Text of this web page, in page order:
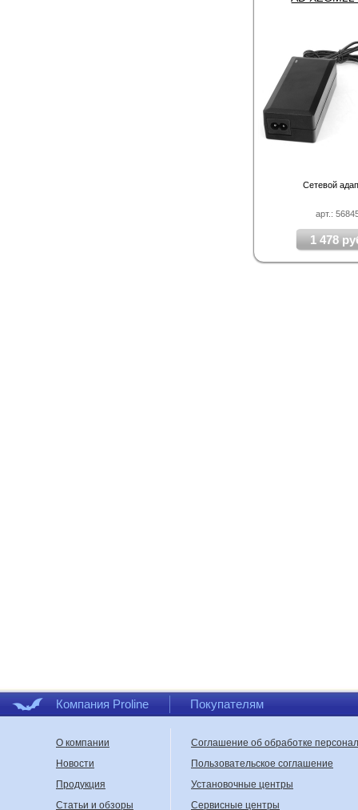
арт.:
Сетевой
1 478
Компания Proline Покупателям
О компании
Новости
Продукция
Статьи и обзоры
Соглашение об обработке
Пользовательское соглашение
Установочные центры
Сервисные центры